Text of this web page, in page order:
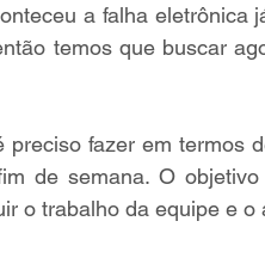
a falha eletrônica
temos que buscar
preciso fazer em termos
de semana. O
o trabalho da equipe e